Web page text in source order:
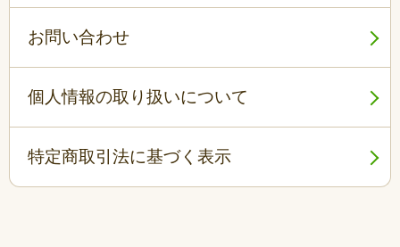
お問い合わせ
個人情報の取り扱いについて
特定商取引法に基づく表示